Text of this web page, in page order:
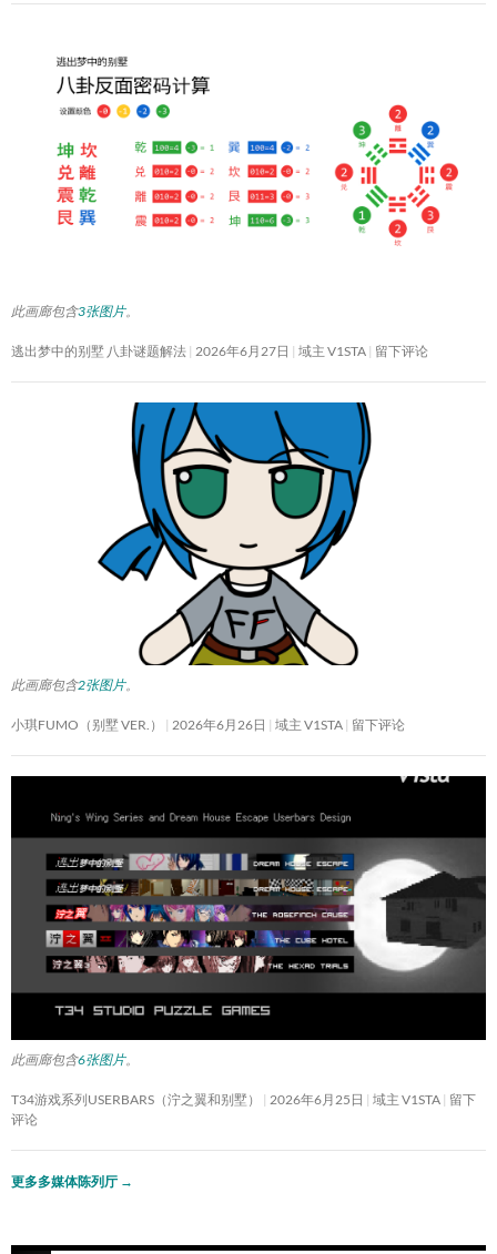
此画廊包含3张图片。
逃出梦中的别墅 八卦谜题解法 2026年6月27日 域主 V1STA 留下评论
此画廊包含2张图片。
小琪FUMO（别墅 VER.） 2026年6月26日 域主 V1STA 留下评论
此画廊包含6张图片。
T34游戏系列USERBARS（泞之翼和别墅） 2026年6月25日 域主 V1STA 留下
评论
更多多媒体陈列厅 →